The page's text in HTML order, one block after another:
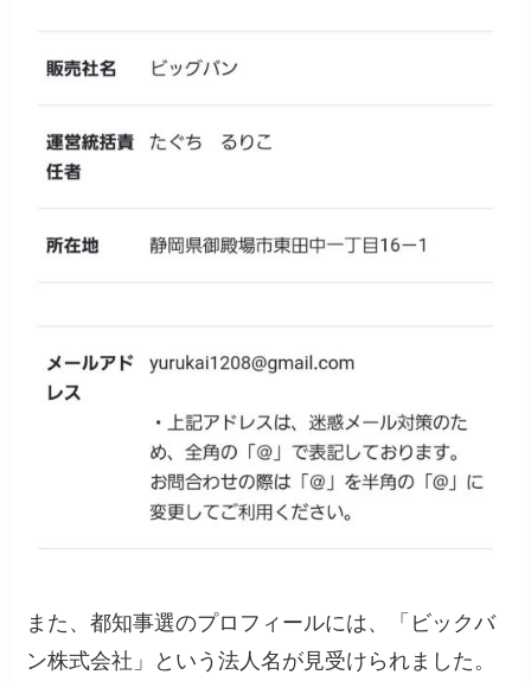
また、都知事選のプロフィールには、「ビックバ
ン株式会社」という法人名が見受けられました。